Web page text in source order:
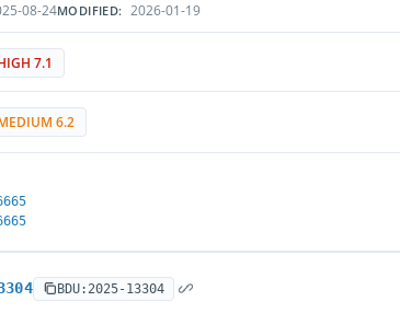
08-24MODIFIED: 2026-01-19
7.1
6.2
BDU:2025-13304